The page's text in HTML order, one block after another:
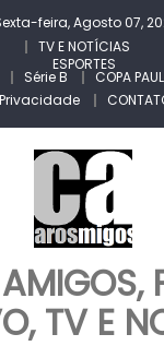
feira, Agosto 07,
TV E NOTÍCIAS
ESPORTES
Série B COPA
Privacidade
TV E